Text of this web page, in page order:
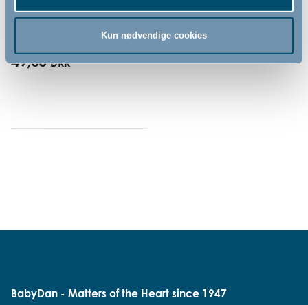
Kun nødvendige cookies
49,00 DKK
BabyDan - Matters of the Heart since 1947